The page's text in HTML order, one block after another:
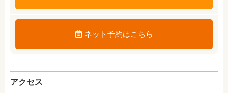
ネット予約はこちら
アクセス